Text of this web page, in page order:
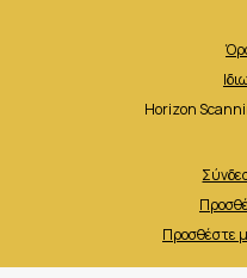
Horizon
Προσθέστε